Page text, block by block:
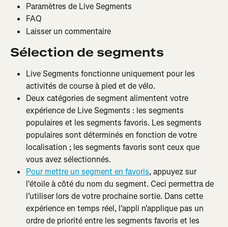
Paramètres de Live Segments
FAQ
Laisser un commentaire
Sélection de segments
Live Segments fonctionne uniquement pour les
activités de course à pied et de vélo.
Deux catégories de segment alimentent votre
expérience de Live Segments : les segments
populaires et les segments favoris. Les segments
populaires sont déterminés en fonction de votre
localisation ; les segments favoris sont ceux que
vous avez sélectionnés.
Pour mettre un segment en favoris, appuyez sur
l'étoile à côté du nom du segment. Ceci permettra de
l'utiliser lors de votre prochaine sortie. Dans cette
expérience en temps réel, l'appli n'applique pas un
ordre de priorité entre les segments favoris et les